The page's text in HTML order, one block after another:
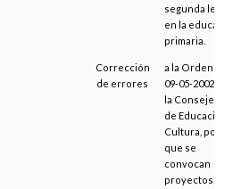
segunda lengua
en la educación
primaria.
Corrección
de errores
a la Orden de
09-05-2002, de
la Consejería
de Educación y
Cultura, por la
que se
convocan
proyectos de